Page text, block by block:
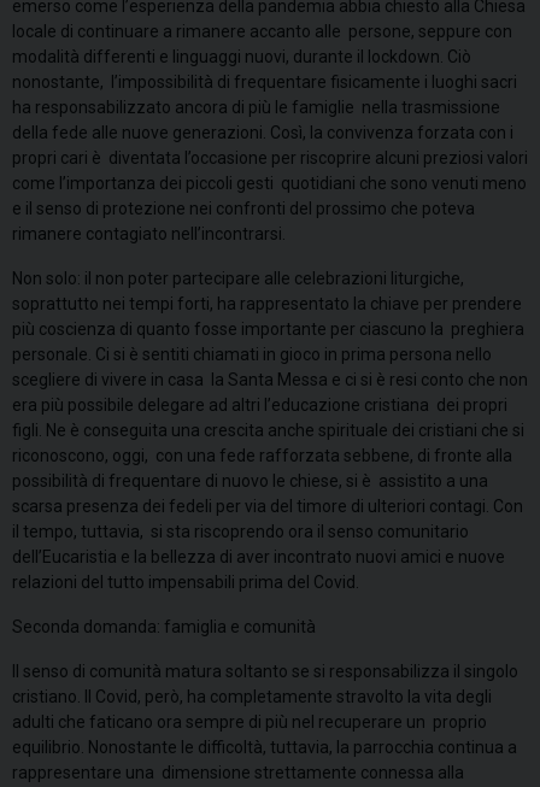
emerso come l’esperienza della pandemia abbia chiesto alla Chiesa
locale di continuare a rimanere accanto alle persone, seppure con
modalità differenti e linguaggi nuovi, durante il lockdown. Ciò
nonostante, l’impossibilità di frequentare fisicamente i luoghi sacri
ha responsabilizzato ancora di più le famiglie nella trasmissione
della fede alle nuove generazioni. Così, la convivenza forzata con i
propri cari è diventata l’occasione per riscoprire alcuni preziosi valori
come l’importanza dei piccoli gesti quotidiani che sono venuti meno
e il senso di protezione nei confronti del prossimo che poteva
rimanere contagiato nell’incontrarsi.
Non solo: il non poter partecipare alle celebrazioni liturgiche,
soprattutto nei tempi forti, ha rappresentato la chiave per prendere
più coscienza di quanto fosse importante per ciascuno la preghiera
personale. Ci si è sentiti chiamati in gioco in prima persona nello
scegliere di vivere in casa la Santa Messa e ci si è resi conto che non
era più possibile delegare ad altri l’educazione cristiana dei propri
figli. Ne è conseguita una crescita anche spirituale dei cristiani che si
riconoscono, oggi, con una fede rafforzata sebbene, di fronte alla
possibilità di frequentare di nuovo le chiese, si è assistito a una
scarsa presenza dei fedeli per via del timore di ulteriori contagi. Con
il tempo, tuttavia, si sta riscoprendo ora il senso comunitario
dell’Eucaristia e la bellezza di aver incontrato nuovi amici e nuove
relazioni del tutto impensabili prima del Covid.
Seconda domanda: famiglia e comunità
Il senso di comunità matura soltanto se si responsabilizza il singolo
cristiano. Il Covid, però, ha completamente stravolto la vita degli
adulti che faticano ora sempre di più nel recuperare un proprio
equilibrio. Nonostante le difficoltà, tuttavia, la parrocchia continua a
rappresentare una dimensione strettamente connessa alla